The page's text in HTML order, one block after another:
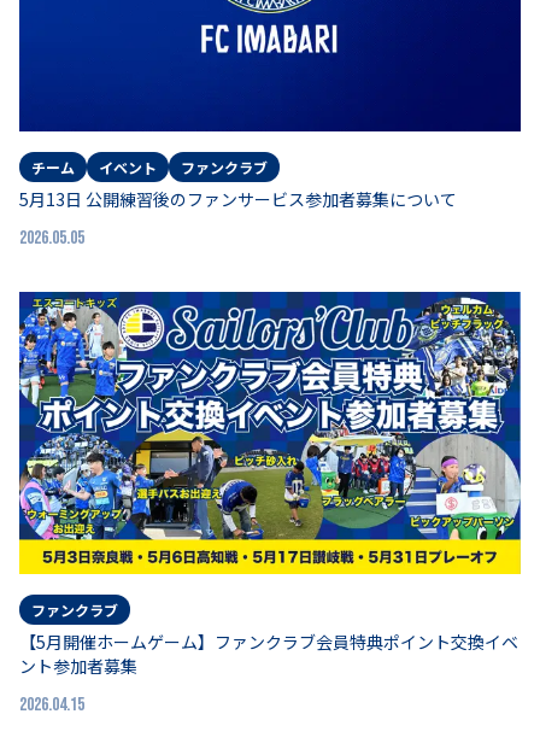
チーム イベント ファンクラブ
5月13日 公開練習後のファンサービス参加者募集について
2026.05.05
ファンクラブ
【5月開催ホームゲーム】ファンクラブ会員特典ポイント交換イベ
ント参加者募集
2026.04.15